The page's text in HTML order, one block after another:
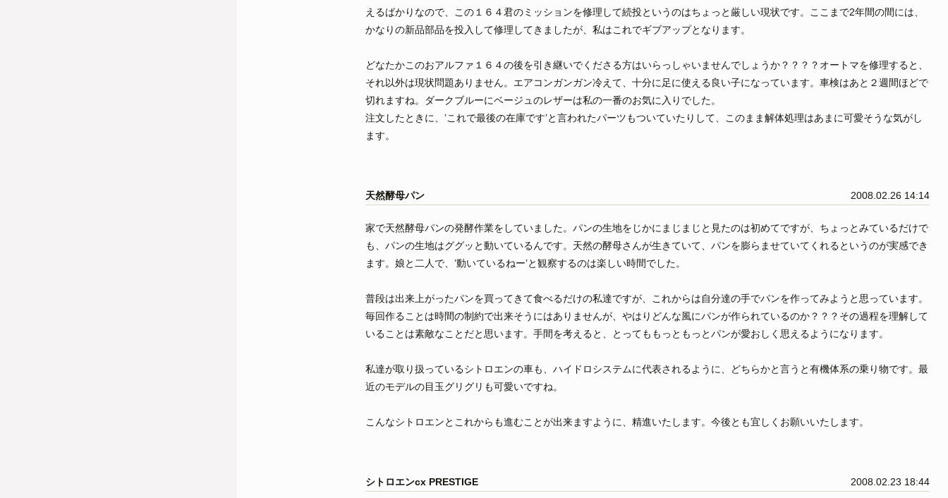
えるばかりなので、この１６４君のミッションを修理して続投というのはちょっと厳しい現状です。ここまで2年間の間には、
かなりの新品部品を投入して修理してきましたが、私はこれでギブアップとなります。
どなたかこのおアルファ１６４の後を引き継いでくださる方はいらっしゃいませんでしょうか？？？？オートマを修理すると、
それ以外は現状問題ありません。エアコンガンガン冷えて、十分に足に使える良い子になっています。車検はあと２週間ほどで
切れますね。ダークブルーにベージュのレザーは私の一番のお気に入りでした。
注文したときに、’これで最後の在庫です’と言われたパーツもついていたりして、このまま解体処理はあまに可愛そうな気がし
ます。
天然酵母パン 2008.02.26 14:14
家で天然酵母パンの発酵作業をしていました。パンの生地をじかにまじまじと見たのは初めてですが、ちょっとみているだけで
も、パンの生地はググッと動いているんです。天然の酵母さんが生きていて、パンを膨らませていてくれるというのが実感でき
ます。娘と二人で、’動いているねー’と観察するのは楽しい時間でした。
普段は出来上がったパンを買ってきて食べるだけの私達ですが、これからは自分達の手でパンを作ってみようと思っています。
毎回作ることは時間の制約で出来そうにはありませんが、やはりどんな風にパンが作られているのか？？？その過程を理解して
いることは素敵なことだと思います。手間を考えると、とってももっともっとパンが愛おしく思えるようになります。
私達が取り扱っているシトロエンの車も、ハイドロシステムに代表されるように、どちらかと言うと有機体系の乗り物です。最
近のモデルの目玉グリグリも可愛いですね。
こんなシトロエンとこれからも進むことが出来ますように、精進いたします。今後とも宜しくお願いいたします。
シトロエンcx PRESTIGE 2008.02.23 18:44